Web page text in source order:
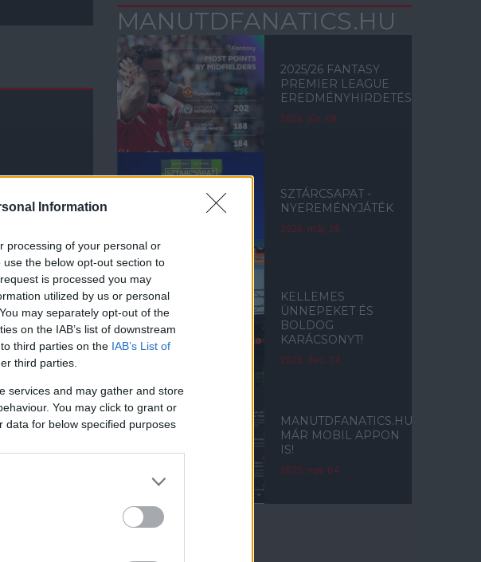
Information
processing of your personal or
the below opt-out section to
is processed you may
utilized by us or personal
may separately opt-out of the
on the IAB’s list of downstream
third parties on the IAB’s List of
third parties.
services and may gather and store
You may click to grant or
data for below specified purposes
MANUTDFANATICS.HU
2025/26 FANTASY
PREMIER LEAGUE
EREDMÉNYHIRDETÉS
2026. jún. 08.
SZTÁRCSAPAT -
NYEREMÉNYJÁTÉK
2026. máj. 28.
KELLEMES
ÜNNEPEKET ÉS
BOLDOG
KARÁCSONYT!
2025. dec. 24.
MANUTDFANATICS.HU
MÁR MOBIL APPON
IS!
2025. nov. 04.